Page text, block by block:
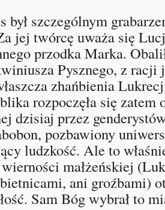
był szczególnym
jej twórcę uważa się
przodka Marka.
Pysznego, z racji
zhańbienia
rozpoczęła się zatem
dzisiaj przez
pozbawiony
ludzkość. Ale to
małżeńskiej
ani groźbami)
Sam Bóg wybrał to